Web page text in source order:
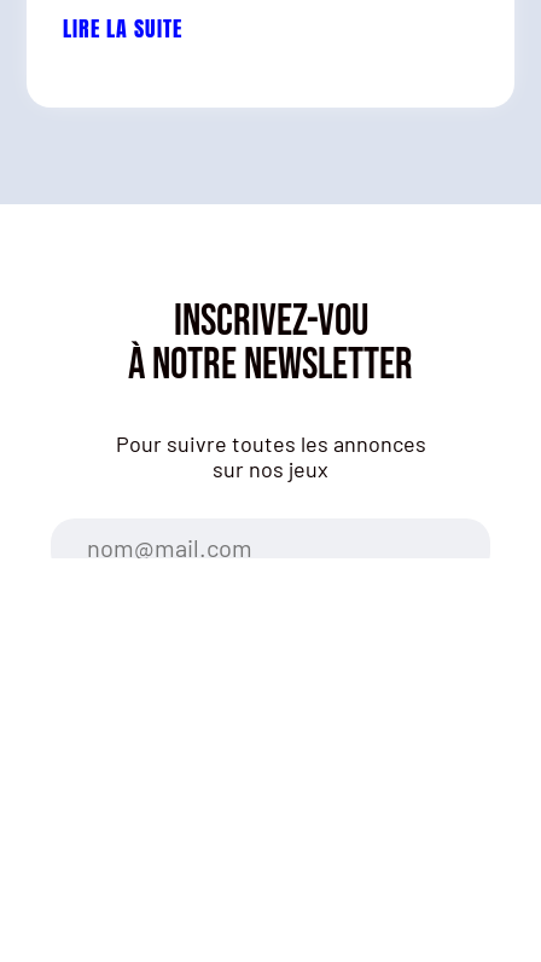
LIRE LA SUITE
INSCRIVEZ-VOU
À NOTRE NEWSLETTER
Pour suivre toutes les annonces
sur nos jeux